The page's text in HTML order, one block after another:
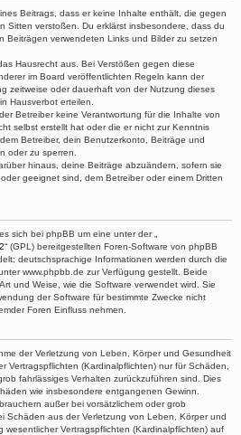
Beitrags, dass er keine Inhalte enthält, die gegen
Sitten verstoßen. Du erklärst insbesondere, dass du
Beiträgen verwendeten Links und Bilder zu setzen
Hausrecht aus. Bei Verstößen gegen diese
im Board veröffentlichten Regeln kann der
zeitweise oder dauerhaft von der Nutzung dieses
Hausverbot erteilen.
Betreiber keine Verantwortung für die Inhalte von
selbst erstellt hat oder die er nicht zur Kenntnis
Betreiber, dein Benutzerkonto, Beiträge und
oder zu sperren.
hinaus, deine Beiträge abzuändern, sofern sie
geeignet sind, dem Betreiber oder einem Dritten
sich bei phpBB um eine unter der „
“ (GPL) bereitgestellten Foren-Software von phpBB
deutschsprachige Informationen werden durch die
www.phpbb.de zur Verfügung gestellt. Beide
und Weise, wie die Software verwendet wird. Sie
der Software für bestimmte Zwecke nicht
Foren Einfluss nehmen.
der Verletzung von Leben, Körper und Gesundheit
Vertragspflichten (Kardinalpflichten) nur für Schäden,
fahrlässiges Verhalten zurückzuführen sind. Dies
wie insbesondere entgangenen Gewinn.
außer bei vorsätzlichem oder grob
Schäden aus der Verletzung von Leben, Körper und
wesentlicher Vertragspflichten (Kardinalpflichten) auf